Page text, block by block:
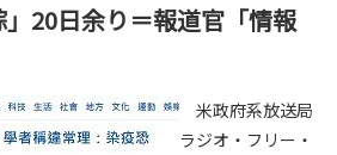
20日余り＝報道官「情報
米政府系放送局
ラジオ・フリー・